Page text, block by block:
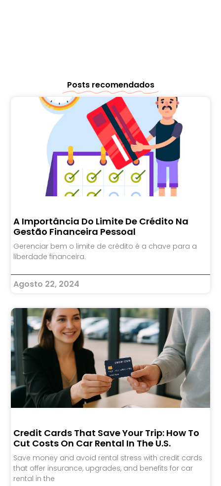
Posts recomendados
A Importância Do Limite De Crédito Na
Gestão Financeira Pessoal
Gerenciar bem o limite de crédito é a chave para a
liberdade financeira.
Agosto 22, 2024
Credit Cards That Save Your Trip: How To
Cut Costs On Car Rental In The U.S.
Save money and avoid rental stress with credit cards
that offer insurance, upgrades, and benefits for car
rental in the